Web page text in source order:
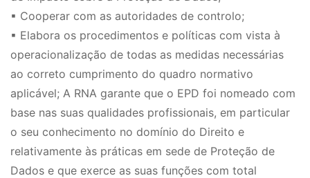
▪ Cooperar com as autoridades de controlo;
▪ Elabora os procedimentos e políticas com vista à
operacionalização de todas as medidas necessárias
ao correto cumprimento do quadro normativo
aplicável; A RNA garante que o EPD foi nomeado com
base nas suas qualidades profissionais, em particular
o seu conhecimento no domínio do Direito e
relativamente às práticas em sede de Proteção de
Dados e que exerce as suas funções com total